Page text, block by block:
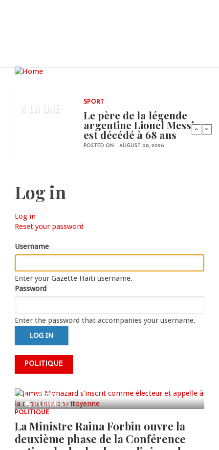
A LA UNE SPORT
Le père de la légende
argentine Lionel Messi
est décédé à 68 ans
POSTED ON: AUGUST 08, 2026
Log in
Primary
tabs
Log in
tab)
Reset your password
Username
Enter your Gazette Haiti username.
Password
Enter the password that accompanies your username.
POLITIQUE
0 COMMENTS
James Monazard s’inscrit comme
électeur et appelle à la
AUG 07, 2026
POLITIQUE
La Ministre Raina Forbin ouvre la
deuxième phase de la Conférence